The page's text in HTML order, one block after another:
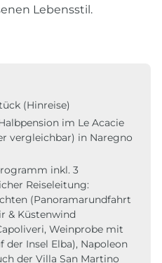
Lebensstil.
(Hinreise)
im Le Acacie
vergleichbar) in Naregno
inkl. 3
Reiseleitung:
(Panoramarundfahrt
& Küstenwind
Weinprobe mit
der Insel Elba), Napoleon
der Villa San Martino